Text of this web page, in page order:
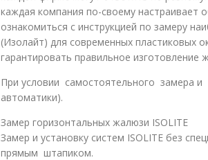
каждая компания по-своему настраивает
ознакомиться с инструкцией по замеру
(Изолайт) для современных пластиковых
гарантировать правильное
При условии самостоятельного замера
автоматики).
Замер горизонтальных жалюзи ISOLITE
Замер и установку систем ISOLITE без
прямым штапиком.